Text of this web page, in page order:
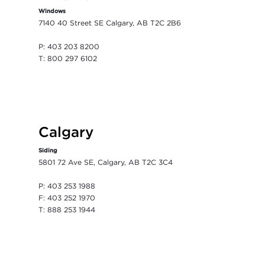
Windows
7140 40 Street SE Calgary, AB T2C 2B6
P: 403 203 8200
T: 800 297 6102
Calgary
Siding
5801 72 Ave SE, Calgary, AB T2C 3C4
P: 403 253 1988
F: 403 252 1970
T: 888 253 1944